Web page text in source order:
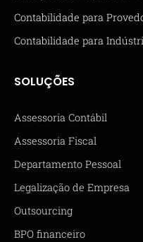
Contabilidade para
Contabilidade para
SOLUÇÕES
Assessoria Contábil
Assessoria Fiscal
Departamento Pessoal
Legalização de Empresa
Outsourcing
BPO financeiro